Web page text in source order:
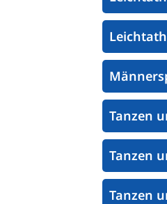
Tanzen
Tanzen
Tanzen